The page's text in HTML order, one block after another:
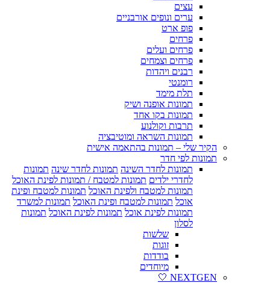
עצים
ערים ונופים אורבניים
פופ ארט
פרחים
פרחים ועלים
פרחים וצמחים
רבנים ויהדות
רומנטי
תלת מימד
תמונות אופנה ושיק
תמונות בקו אחד
תרבות וקולנוע
תמונות השראה ומוטיבציה
הקיר שלי – תמונות בהתאמה אישית
תמונות לפי חדר
תמונות לחדר השינה תמונות לחדר שינה תמונות
לחדרי ילדים תמונות למטבח / תמונות לפינת האוכל
תמונות למטבח ולפינת האוכל תמונות למטבח ופינת
אוכל תמונות למטבח ופינת האוכל תמונות למשרד
תמונות לפינת אוכל תמונות לפינת האוכל תמונות
לסלון
שלשות
זוגות
בודדות
מיוחדים
NEXTGEN 🤍